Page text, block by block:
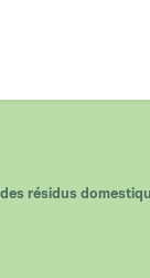
résidus